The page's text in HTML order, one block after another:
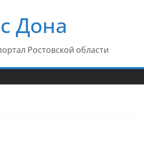
Дона
Ростовской области